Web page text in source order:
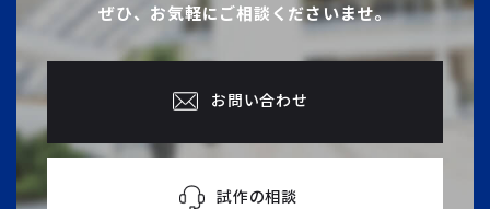
ぜひ、お気軽にご相談くださいませ。
お問い合わせ
試作の相談